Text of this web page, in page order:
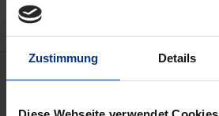
Zustimmung Details